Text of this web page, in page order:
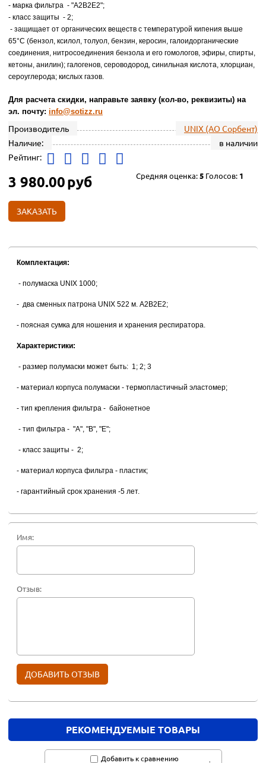
- марка фильтра - "А2В2Е2";
- класс защиты - 2;
- защищает от органических веществ с температурой кипения выше
65°С (бензол, ксилол, толуол, бензин, керосин, галоидорганические
соединения, нитросоединения бензола и его гомологов, эфиры, спирты,
кетоны, анилин); галогенов, сероводород, синильная кислота, хлорциан,
сероуглерода; кислых газов.
Для расчета скидки, направьте заявку (кол-во, реквизиты) на
эл. почту: info@sotizz.ru
Производитель
UNIX (АО Сорбент)
Наличие:
в наличии
Рейтинг:
Средняя оценка:5 Голосов: 1
3 980.00руб
ЗАКАЗАТЬ
Комплектация:
- полумаска UNIX 1000;
- два сменных патрона UNIX 522 м. А2В2Е2;
- поясная сумка для ношения и хранения респиратора.
Характеристики:
- размер полумаски может быть: 1; 2; 3
- материал корпуса полумаски - термопластичный эластомер;
- тип крепления фильтра - байонетное
- тип фильтра - "А", "В", "Е";
- класс защиты - 2;
- материал корпуса фильтра - пластик;
- гарантийный срок хранения -5 лет.
Имя:
Отзыв:
РЕКОМЕНДУЕМЫЕ ТОВАРЫ
Добавить к сравнению